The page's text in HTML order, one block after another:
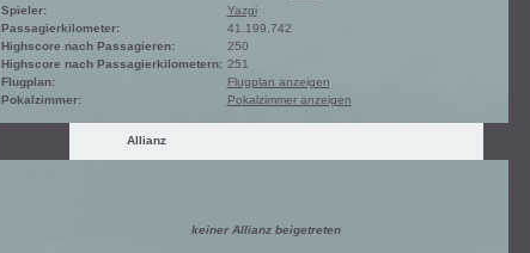
Spieler:
Yazgi
Passagierkilometer:
41.199.742
Highscore nach Passagieren:
250
Highscore nach Passagierkilometern: 251
Flugplan:
Flugplan anzeigen
Pokalzimmer:
Pokalzimmer anzeigen
Allianz
keiner Allianz beigetreten